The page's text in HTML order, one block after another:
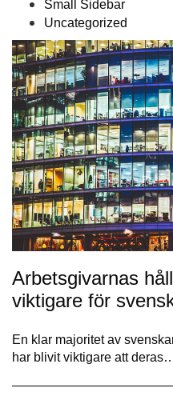
Small Sidebar
Uncategorized
Arbetsgivarnas
viktigare för
En klar majoritet av
har blivit viktigare att